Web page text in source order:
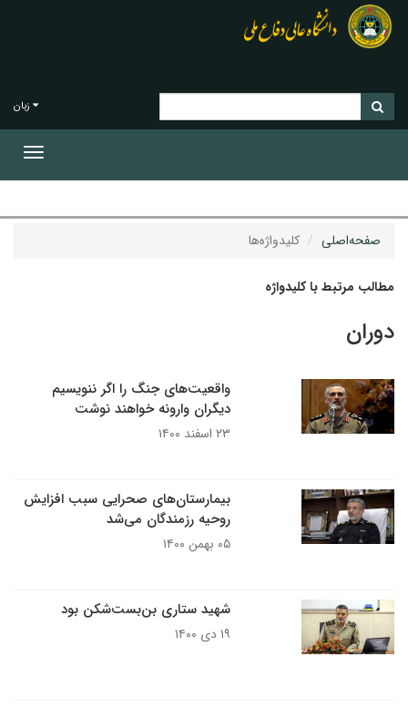
زبان
صفحه‌اصلی کلیدواژه‌ها
مطالب مرتبط با کلیدواژه
دوران
واقعیت‌های جنگ را اگر ننویسیم
دیگران وارونه خواهند نوشت
۲۳ اسفند ۱۴۰۰
بیمارستان‌های صحرایی سبب افزایش
روحیه رزمندگان می‌شد
۰۵ بهمن ۱۴۰۰
شهید ستاری بن‌بست‌شکن بود
۱۹ دی ۱۴۰۰